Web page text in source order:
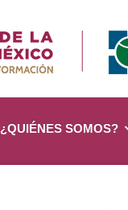
¿QUIÉNES SOMOS?